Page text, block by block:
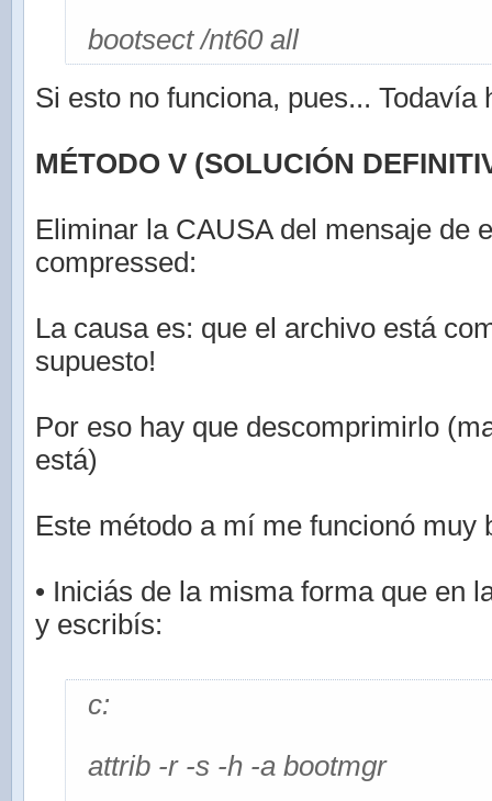
bootsect /nt60 all
Si esto no funciona, pues... Todavía
MÉTODO V (SOLUCIÓN
Eliminar la CAUSA del mensaje de
compressed:
La causa es: que el archivo está
supuesto!
Por eso hay que descomprimirlo
está)
Este método a mí me funcionó muy
• Iniciás de la misma forma que en
y escribís:
c:
attrib -r -s -h -a bootmgr